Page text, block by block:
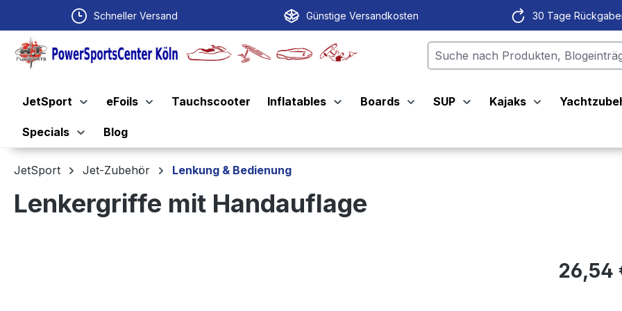
Zur Hauptnavigation springen
Schneller Versand Günstige Versandkosten 30 Tage
JetSport eFoils Tauchscooter Inflatables Boards SUP Kajaks
Specials Blog
JetSport Jet-Zubehör Lenkung & Bedienung
Lenkergriffe mit Handauflage
26,54